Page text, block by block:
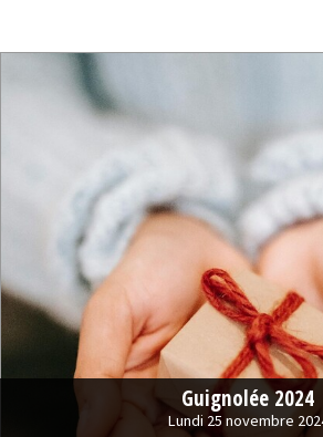
Guignolée 2024
Lundi 25 novembre